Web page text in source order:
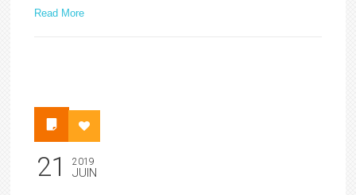
Read More
21 2019
JUIN